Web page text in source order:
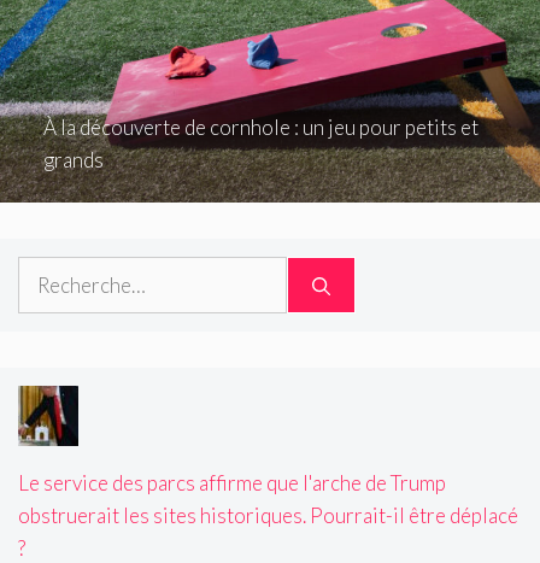
À la découverte de cornhole : un jeu pour petits et
grands
Rechercher :
Le service des parcs affirme que l'arche de Trump
obstruerait les sites historiques. Pourrait-il être déplacé
?